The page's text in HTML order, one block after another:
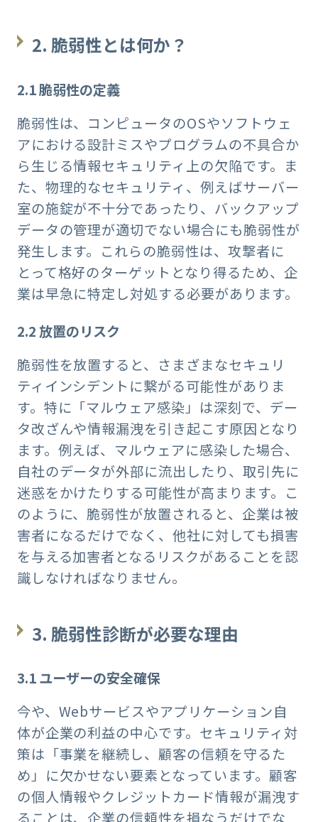
2.脆弱性とは何か？
2.1脆弱性の定義
脆弱性は、コンピュータのOSやソフトウェ
アにおける設計ミスやプログラムの不具合か
ら生じる情報セキュリティ上の欠陥です。ま
た、物理的なセキュリティ、例えばサーバー
室の施錠が不十分であったり、バックアップ
データの管理が適切でない場合にも脆弱性が
発生します。これらの脆弱性は、攻撃者に
とって格好のターゲットとなり得るため、企
業は早急に特定し対処する必要があります。
2.2放置のリスク
脆弱性を放置すると、さまざまなセキュリ
ティインシデントに繋がる可能性がありま
す。特に「マルウェア感染」は深刻で、デー
タ改ざんや情報漏洩を引き起こす原因となり
ます。例えば、マルウェアに感染した場合、
自社のデータが外部に流出したり、取引先に
迷惑をかけたりする可能性が高まります。こ
のように、脆弱性が放置されると、企業は被
害者になるだけでなく、他社に対しても損害
を与える加害者となるリスクがあることを認
識しなければなりません。
3. 脆弱性診断が必要な理由
3.1ユーザーの安全確保
今や、Webサービスやアプリケーション自
体が企業の利益の中心です。セキュリティ対
策は「事業を継続し、顧客の信頼を守るた
め」に欠かせない要素となっています。顧客
の個人情報やクレジットカード情報が漏洩す
ることは、企業の信頼性を損なうだけでな